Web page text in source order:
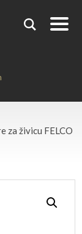
za živicu FELCO